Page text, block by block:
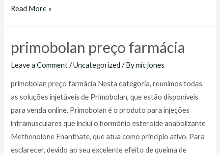
primobolan
Read More »
primobolan preço farmácia
Leave a Comment /Uncategorized / Bymic jones
primobolan preço farmácia Nesta categoria, reunimos todas
as soluções injetáveis de Primobolan, que estão disponíveis
para venda online. Primobolan é o produto para injeções
intramusculares que inclui o hormônio esteroide anabolizante
Methenolone Enanthate, que atua como princípio ativo. Para
esclarecer, devido ao seu excelente efeito de queima de